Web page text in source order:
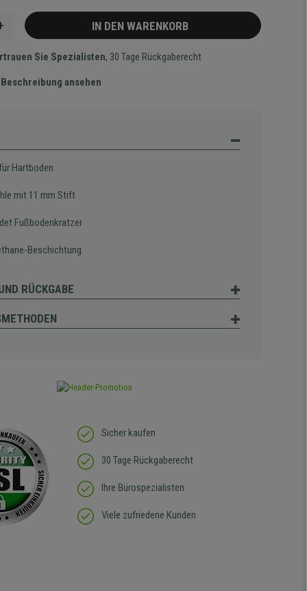
IN DEN WARENKORB
Sie Spezialisten, 30 Tage Rückgaberecht
ansehen
Hartboden
mit 11 mm Stift
Fußbodenkratzer
Beschichtung
RÜCKGABE
Sicher kaufen
30 Tage Rückgaberecht
Ihre Bürospezialisten
Viele zufriedene Kunden